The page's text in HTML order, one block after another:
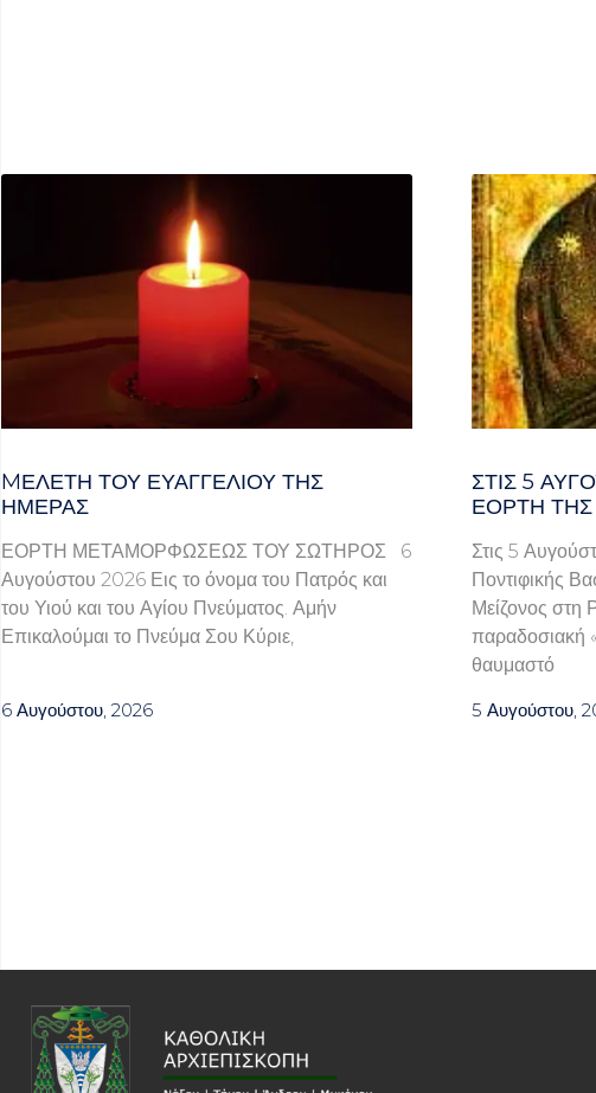
MΕΛΈΤΗ ΤΟΥ ΕΥΑΓΓΕΛΊΟΥ ΤΗΣ
ΗΜΈΡΑΣ
ΕΟΡΤΗ ΜΕΤΑΜΟΡΦΩΣΕΩΣ ΤΟΥ ΣΩΤΗΡΟΣ 6
Αυγούστου 2026 Εις το όνομα του Πατρός και
του Υιού και του Αγίου Πνεύματος. Αμήν
Επικαλούμαι το Πνεύμα Σου Κύριε,
6 Αυγούστου, 2026
ΣΤΙΣ 5
ΕΟΡΤΉ ΤΗΣ
Στις 5
Ποντιφικής
Μείζονος στη
παραδοσιακή
θαυμαστό
5 Αυγούστου,